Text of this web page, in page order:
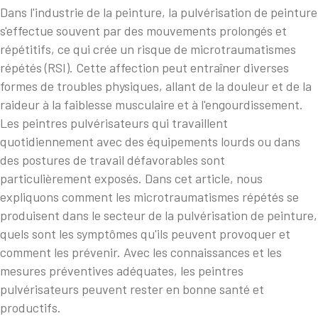
Dans l'industrie de la peinture, la pulvérisation de peinture
s'effectue souvent par des mouvements prolongés et
répétitifs, ce qui crée un risque de microtraumatismes
répétés (RSI). Cette affection peut entraîner diverses
formes de troubles physiques, allant de la douleur et de la
raideur à la faiblesse musculaire et à l'engourdissement.
Les peintres pulvérisateurs qui travaillent
quotidiennement avec des équipements lourds ou dans
des postures de travail défavorables sont
particulièrement exposés. Dans cet article, nous
expliquons comment les microtraumatismes répétés se
produisent dans le secteur de la pulvérisation de peinture,
quels sont les symptômes qu'ils peuvent provoquer et
comment les prévenir. Avec les connaissances et les
mesures préventives adéquates, les peintres
pulvérisateurs peuvent rester en bonne santé et
productifs.